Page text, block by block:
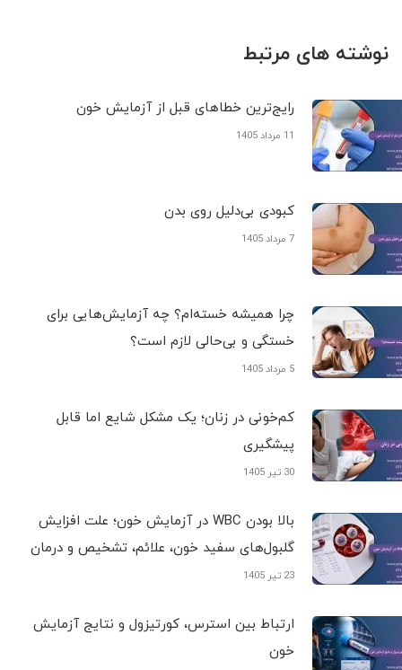
نوشته های مرتبط
رایج‌ترین خطاهای قبل از آزمایش خون
11 مرداد 1405
کبودی‌ بی‌دلیل روی بدن
7 مرداد 1405
چرا همیشه خسته‌ام؟ چه آزمایش‌هایی برای
خستگی و بی‌حالی لازم است؟
5 مرداد 1405
کم‌خونی در زنان؛ یک مشکل شایع اما قابل
پیشگیری
30 تیر 1405
بالا بودن WBC در آزمایش خون؛ علت افزایش
گلبول‌های سفید خون، علائم، تشخیص و درمان
23 تیر 1405
ارتباط بین استرس، کورتیزول و نتایج آزمایش
خون